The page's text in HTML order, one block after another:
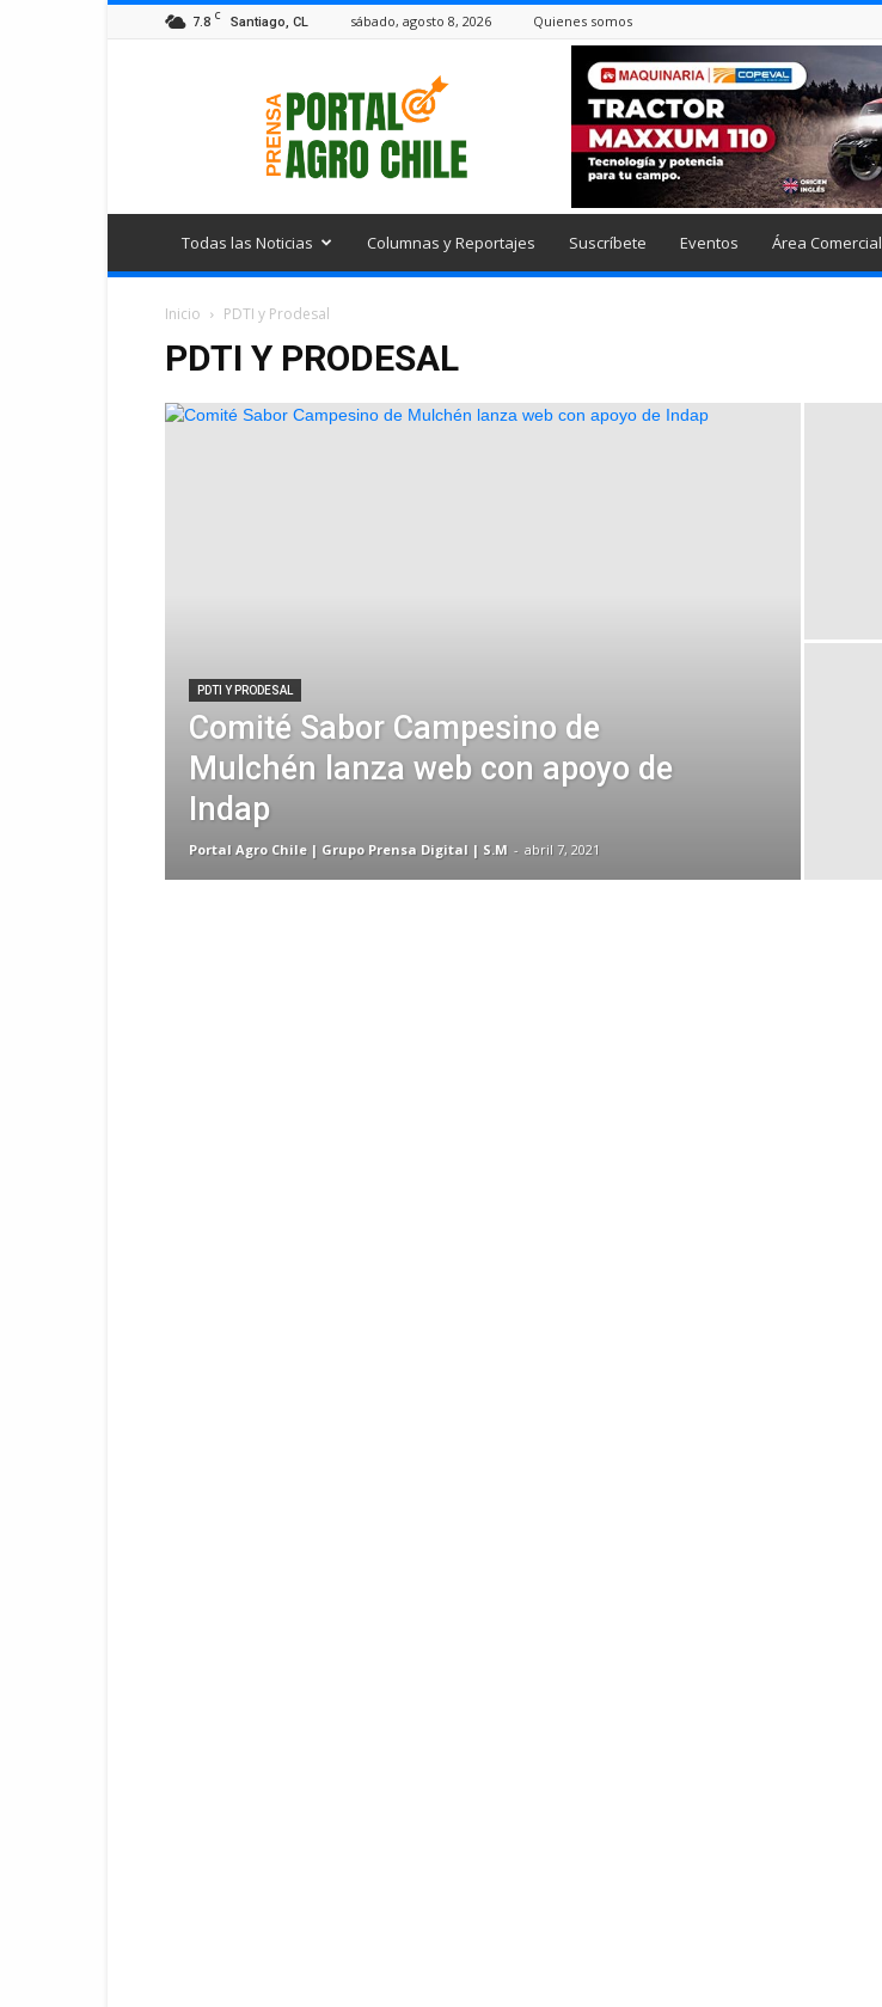
7.8 C Santiago, CL sábado, agosto 8, 2026 Quienes somos
Todas las Noticias Columnas y Reportajes Suscríbete Eventos Área Comercial
Inicio PDTI y Prodesal
PDTI Y PRODESAL
PDTI Y PRODESAL
Comité Sabor Campesino de
Mulchén lanza web con apoyo de
Indap
Portal Agro Chile | Grupo Prensa Digital | S.M - abril 7, 2021